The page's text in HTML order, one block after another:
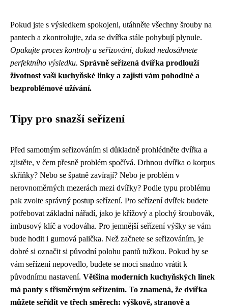
Pokud jste s výsledkem spokojeni, utáhněte všechny šrouby na
pantech a zkontrolujte, zda se dvířka stále pohybují plynule.
Opakujte proces kontroly a seřizování, dokud nedosáhnete
perfektního výsledku. Správně seřízená dvířka prodlouží
životnost vaší kuchyňské linky a zajistí vám pohodlné a
bezproblémové užívání.
Tipy pro snazší seřízení
Před samotným seřizováním si důkladně prohlédněte dvířka a
zjistěte, v čem přesně problém spočívá. Drhnou dvířka o korpus
skříňky? Nebo se špatně zavírají? Nebo je problém v
nerovnoměrných mezerách mezi dvířky? Podle typu problému
pak zvolte správný postup seřízení. Pro seřízení dvířek budete
potřebovat základní nářadí, jako je křížový a plochý šroubovák,
imbusový klíč a vodováha. Pro jemnější seřízení výšky se vám
bude hodit i gumová palička. Než začnete se seřizováním, je
dobré si označit si původní polohu pantů tužkou. Pokud by se
vám seřízení nepovedlo, budete se moci snadno vrátit k
původnímu nastavení. Většina moderních kuchyňských linek
má panty s třísměrným seřízením. To znamená, že dvířka
můžete seřídit ve třech směrech: výškově, stranově a